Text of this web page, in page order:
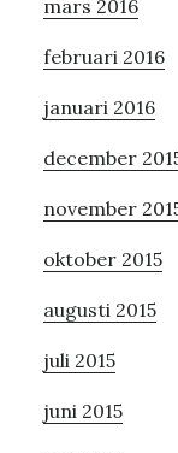
mars 2016
februari 2016
januari 2016
december
november
oktober 2015
augusti 2015
juli 2015
juni 2015